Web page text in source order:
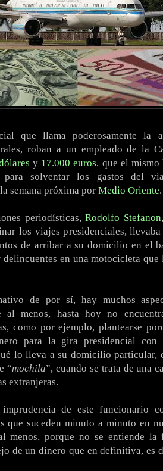
que llama poderosamente la
roban a un empleado de la
y 17.000 euros, que el
para solventar los gastos del
semana próxima por Medio Oriente.
periodísticas, Rodolfo Stefanon
los viajes presidenciales,
de arribar a su domicilio en el
en una motocicleta
de por sí, hay muchos
al menos, hasta hoy no
como por ejemplo, plantearse
para la gira presidencial con
lo lleva a su domicilio particular,
“mochila”, cuando se trata de una
extranjeras.
de este funcionario
que suceden minuto a minuto en
menos, porque no se entiende la
de un dinero que en definitiva, es